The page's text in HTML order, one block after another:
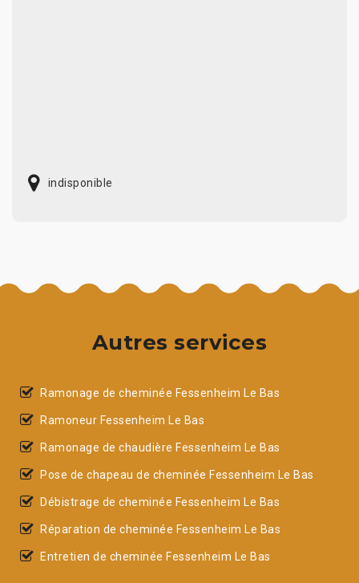
indisponible
Autres services
Ramonage de cheminée Fessenheim Le Bas
Ramoneur Fessenheim Le Bas
Ramonage de chaudière Fessenheim Le Bas
Pose de chapeau de cheminée Fessenheim Le Bas
Débistrage de cheminée Fessenheim Le Bas
Réparation de cheminée Fessenheim Le Bas
Entretien de cheminée Fessenheim Le Bas